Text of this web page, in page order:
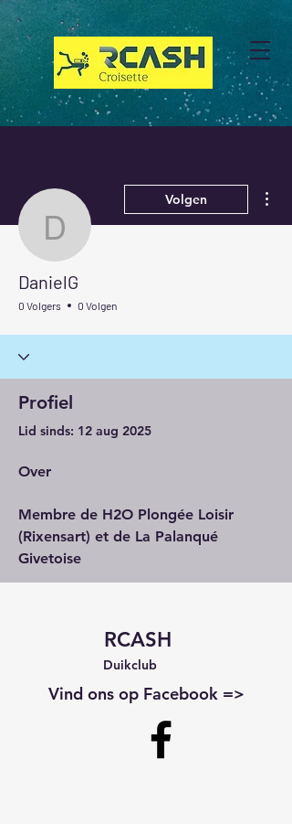
DanielG
Volgen
DanielG
0 Volgers 0 Volgen
Profiel
Lid sinds: 12 aug 2025
Over
Membre de H2O Plongée Loisir
(Rixensart) et de La Palanqué
Givetoise
RCASH
Duikclub
Vind ons op Facebook =>